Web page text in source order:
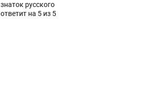
знаток русского
ответит на 5 из 5